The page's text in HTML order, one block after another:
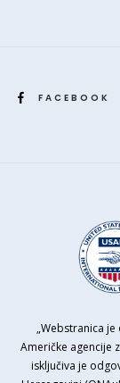
FACEBOOK
„Webstranica
Američke agencije
isključiva je